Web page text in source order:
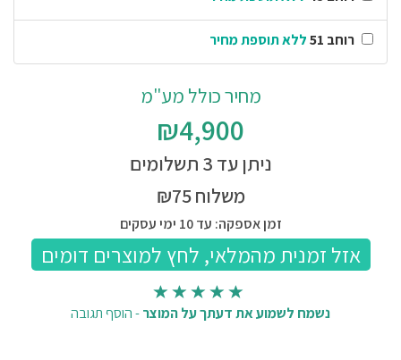
רוחב 51 ללא תוספת מחיר
מחיר כולל מע"מ
₪4,900
ניתן עד 3 תשלומים
משלוח ₪75
זמן אספקה: עד 10 ימי עסקים
נשמח לשמוע את דעתך על המוצר-הוסף תגובה